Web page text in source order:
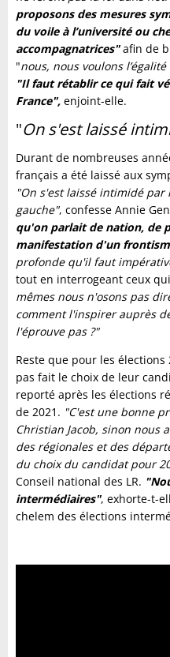
proposons des mesures
du voile à l’université ou
accompagnatrices"afin de
"nous, nous voulons
"Il faut rétablir ce qui fait
France", enjoint-elle.
"On s'est laissé
Durant de nombreuses
français a été laissé aux
"On s'est laissé intimidé
gauche", confesse Annie
qu'on parlait de nation, de
manifestation d'un
profonde qu'il faut
tout en interrogeant ceux
mêmes nous n'osons pas
comment l'inspirer auprès
l'éprouve pas ?"
Reste que pour les
pas fait le choix de leur
reporté après les élections
de 2021. "C'est une bonne
Christian Jacob, sinon nous
des régionales et des
du choix du candidat pour
Conseil national des LR.
intermédiaires", exhorte-t-
chelem des élections